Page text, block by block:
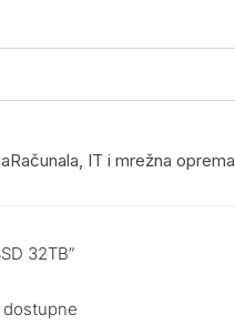
Računala, IT i mrežna oprema
32TB”
dostupne